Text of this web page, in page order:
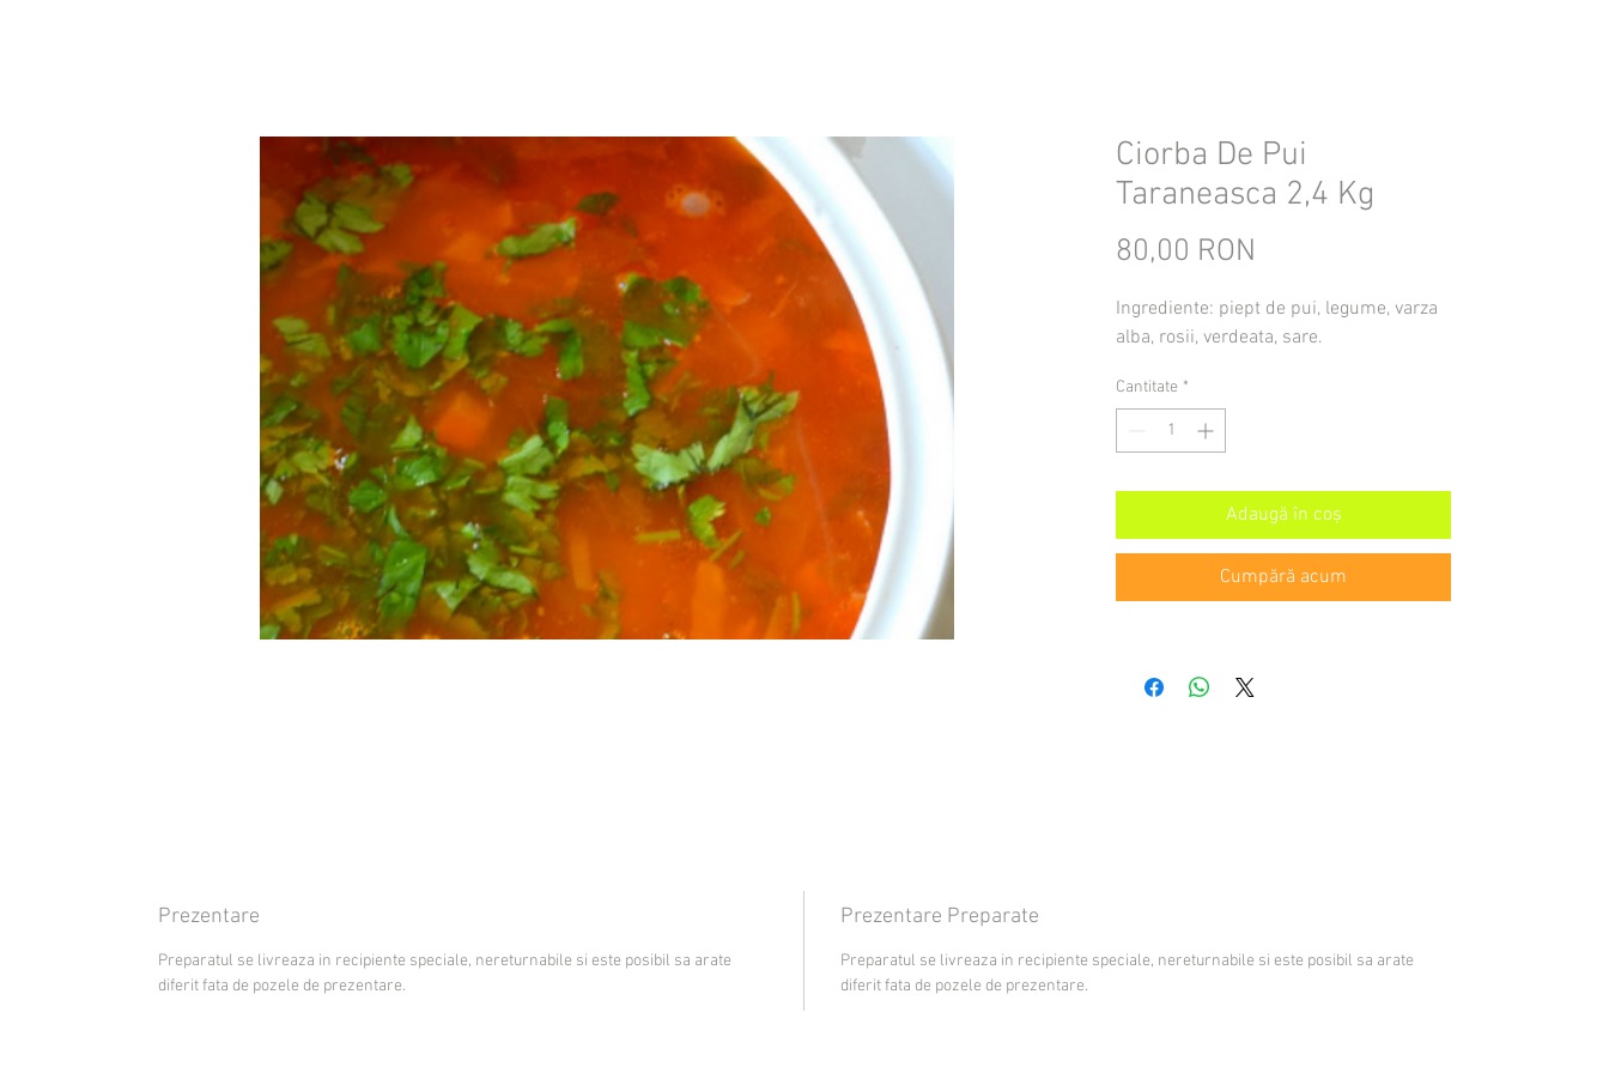
Ciorba De Pui
Taraneasca 2,4 Kg
80,00 RON
Ingrediente: piept de pui, legume, varza
alba, rosii, verdeata, sare.
Cantitate *
Adaugă în coș
Cumpără acum
Prezentare
Preparatul se livreaza in recipiente speciale, nereturnabile si este posibil sa arate
diferit fata de pozele de prezentare.
Prezentare Preparate
Preparatul se livreaza in recipiente speciale, nereturnabile si este posibil sa arate
diferit fata de pozele de prezentare.